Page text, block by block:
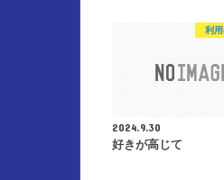
利
2024.9.30
好きが高じて